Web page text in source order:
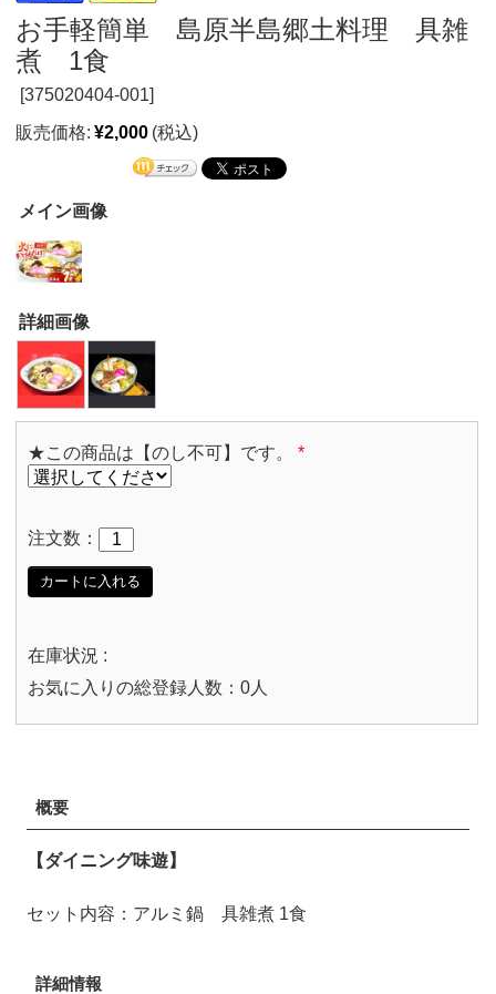
お手軽簡単 島原半島郷土料理 具雑
煮 1食
[375020404-001]
販売価格: ¥2,000 (税込)
メイン画像
詳細画像
★この商品は【のし不可】です。 *
注文数：
カートに入れる
在庫状況 :
お気に入りの総登録人数：0人
概要
【ダイニング味遊】
セット内容：アルミ鍋 具雑煮 1食
詳細情報